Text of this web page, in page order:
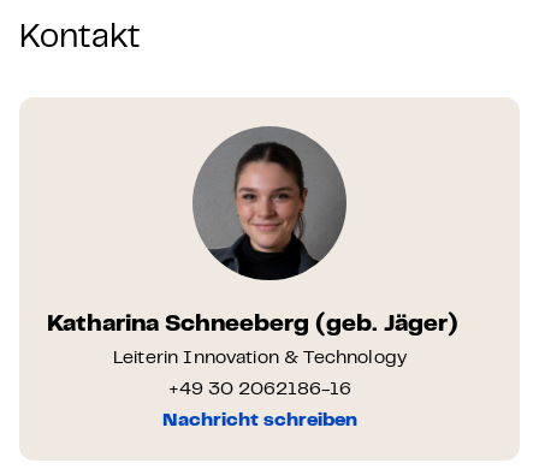
Kontakt
Katharina Schneeberg (geb. Jäger)
Leiterin Innovation & Technology
+49 30 2062186-16
Nachricht schreiben